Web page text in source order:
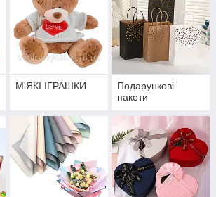
М'ЯКІ ІГРАШКИ
Подарункові
пакети